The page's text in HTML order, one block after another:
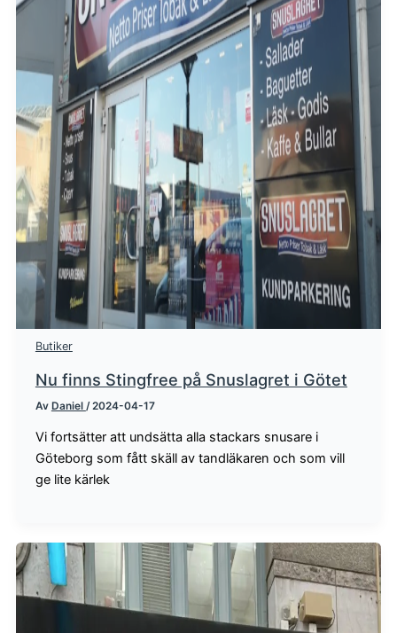
Butiker
Nu finns Stingfree på Snuslagret i Götet
Av Daniel /2024-04-17
Vi fortsätter att undsätta alla stackars snusare i
Göteborg som fått skäll av tandläkaren och som vill
ge lite kärlek